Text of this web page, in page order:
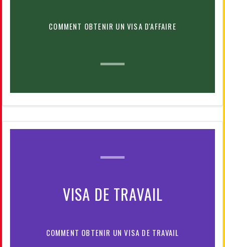
COMMENT OBTENIR UN VISA D'AFFAIRE
VISA DE TRAVAIL
COMMENT OBTENIR UN VISA DE TRAVAIL